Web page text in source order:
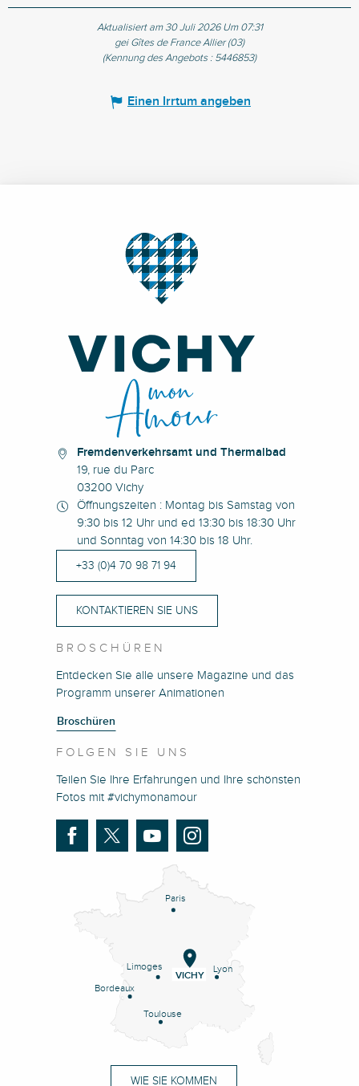
Aktualisiert am 30 Juli 2026 Um 07:31
gei Gîtes de France Allier (03)
(Kennung des Angebots : 5446853)
Einen Irrtum angeben
Fremdenverkehrsamt und Thermalbad
19, rue du Parc
03200 Vichy
Öffnungszeiten : Montag bis Samstag von
9:30 bis 12 Uhr und ed 13:30 bis 18:30 Uhr
und Sonntag von 14:30 bis 18 Uhr.
+33 (0)4 70 98 71 94
KONTAKTIEREN SIE UNS
BROSCHÜREN
Entdecken Sie alle unsere Magazine und das
Programm unserer Animationen
Broschüren
FOLGEN SIE UNS
Teilen Sie Ihre Erfahrungen und Ihre schönsten
Fotos mit #vichymonamour
Paris
Lyon
Limoges
Bordeaux
Toulouse
VICHY
WIE SIE KOMMEN